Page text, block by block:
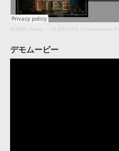
BOOM Library ・ ALIEN LIFE | Construction
デモムービー